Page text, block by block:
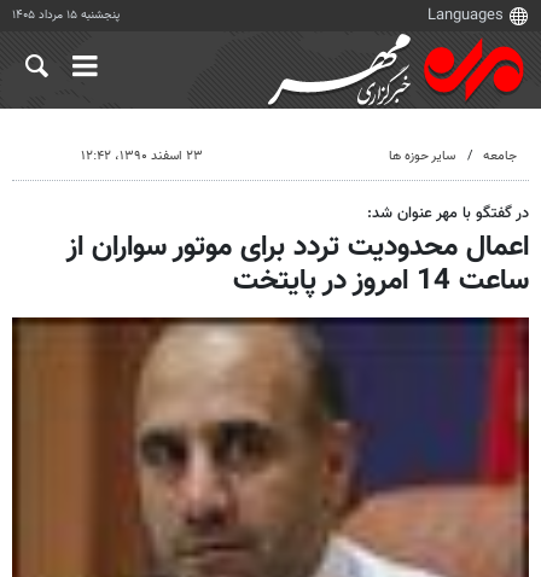
پنجشنبه ۱۵ مرداد ۱۴۰۵
جامعه سایر حوزه ها ۲۳ اسفند ۱۳۹۰، ۱۲:۴۲
در گفتگو با مهر عنوان شد:
اعمال محدودیت تردد برای موتور سواران از
ساعت 14 امروز در پایتخت